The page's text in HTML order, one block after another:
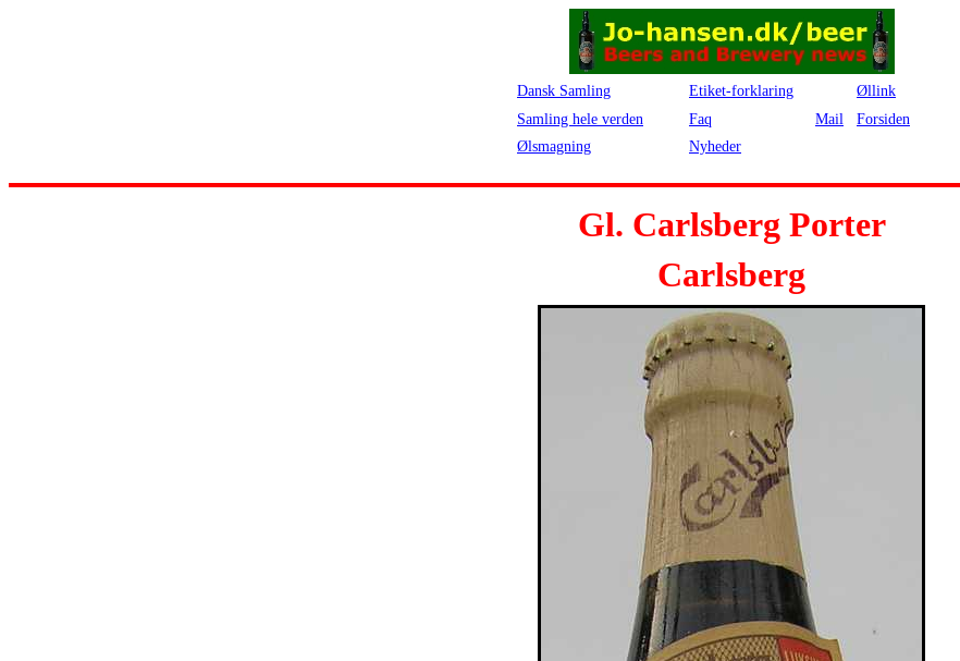
Dansk Samling Etiket-forklaring
Øllink
Samling hele verden
Faq Mail
Forsiden
Ølsmagning
Nyheder
Gl. Carlsberg Porter
Carlsberg